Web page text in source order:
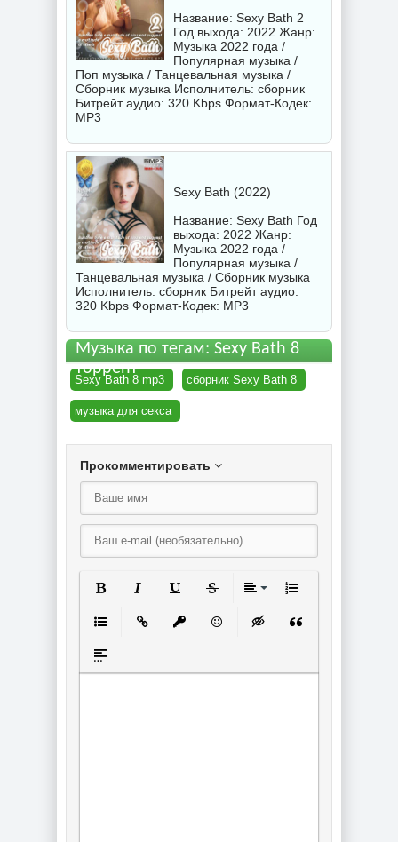
Название: Sexy Bath 2
Год выхода: 2022 Жанр:
Музыка 2022 года /
Популярная музыка /
Поп музыка / Танцевальная музыка /
Сборник музыка Исполнитель: сборник
Битрейт аудио: 320 Kbps Формат-Кодек:
MP3
Sexy Bath (2022)
Название: Sexy Bath Год
выхода: 2022 Жанр:
Музыка 2022 года /
Популярная музыка /
Танцевальная музыка / Сборник музыка
Исполнитель: сборник Битрейт аудио:
320 Kbps Формат-Кодек: MP3
Музыка по тегам: Sexy Bath 8
торрент
Sexy Bath 8 mp3 сборник Sexy Bath 8
музыка для секса
Прокомментировать
Вставка спойлера